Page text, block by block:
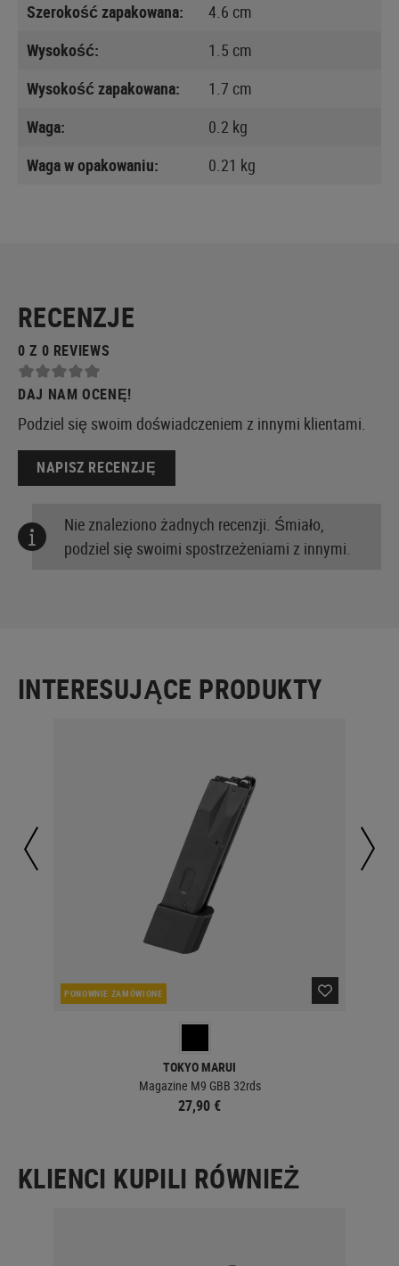
Szerokość zapakowana:
4.6 cm
Wysokość:
1.5 cm
Wysokość zapakowana:
1.7 cm
Waga:
0.2 kg
Waga w opakowaniu:
0.21 kg
RECENZJE
0 Z 0 REVIEWS
DAJ NAM OCENĘ!
Podziel się swoim doświadczeniem z innymi klientami.
NAPISZ RECENZJĘ
Nie znaleziono żadnych recenzji. Śmiało,
podziel się swoimi spostrzeżeniami z innymi.
INTERESUJĄCE PRODUKTY
PONOWNIE ZAMÓWIONE
TOKYO MARUI
Magazine M9 GBB 32rds
27,90 €
KLIENCI KUPILI RÓWNIEŻ